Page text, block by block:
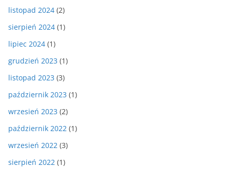
listopad 2024 (2)
sierpień 2024 (1)
lipiec 2024 (1)
grudzień 2023 (1)
listopad 2023 (3)
październik 2023 (1)
wrzesień 2023 (2)
październik 2022 (1)
wrzesień 2022 (3)
sierpień 2022 (1)